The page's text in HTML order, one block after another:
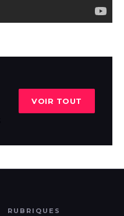
VOIR TOUT
RUBRIQUES